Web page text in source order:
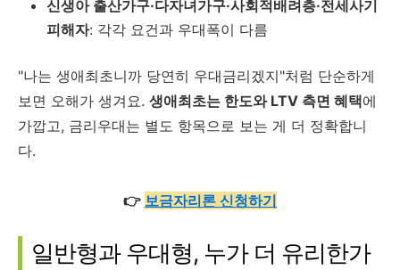
신생아 출산가구·다자녀가구·사회적배려층·전세사기
피해자: 각각 요건과 우대폭이 다름
"나는 생애최초니까 당연히 우대금리겠지"처럼 단순하게
보면 오해가 생겨요. 생애최초는 한도와 LTV 측면 혜택에
가깝고, 금리우대는 별도 항목으로 보는 게 더 정확합니
다.
👉 보금자리론 신청하기
일반형과 우대형, 누가 더 유리한가